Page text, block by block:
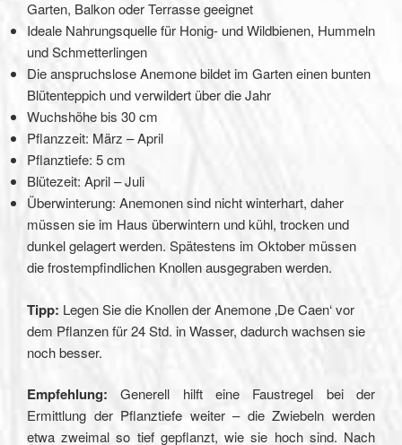
Garten, Balkon oder Terrasse geeignet
Ideale Nahrungsquelle für Honig- und Wildbienen, Hummeln
und Schmetterlingen
Die anspruchslose Anemone bildet im Garten einen bunten
Blütenteppich und verwildert über die Jahr
Wuchshöhe bis 30 cm
Pflanzzeit: März – April
Pflanztiefe: 5 cm
Blütezeit: April – Juli
Überwinterung: Anemonen sind nicht winterhart, daher
müssen sie im Haus überwintern und kühl, trocken und
dunkel gelagert werden. Spätestens im Oktober müssen
die frostempfindlichen Knollen ausgegraben werden.
Tipp: Legen Sie die Knollen der Anemone ‚De Caen‘ vor
dem Pflanzen für 24 Std. in Wasser, dadurch wachsen sie
noch besser.
Empfehlung: Generell hilft eine Faustregel bei der
Ermittlung der Pflanztiefe weiter – die Zwiebeln werden
etwa zweimal so tief gepflanzt, wie sie hoch sind. Nach